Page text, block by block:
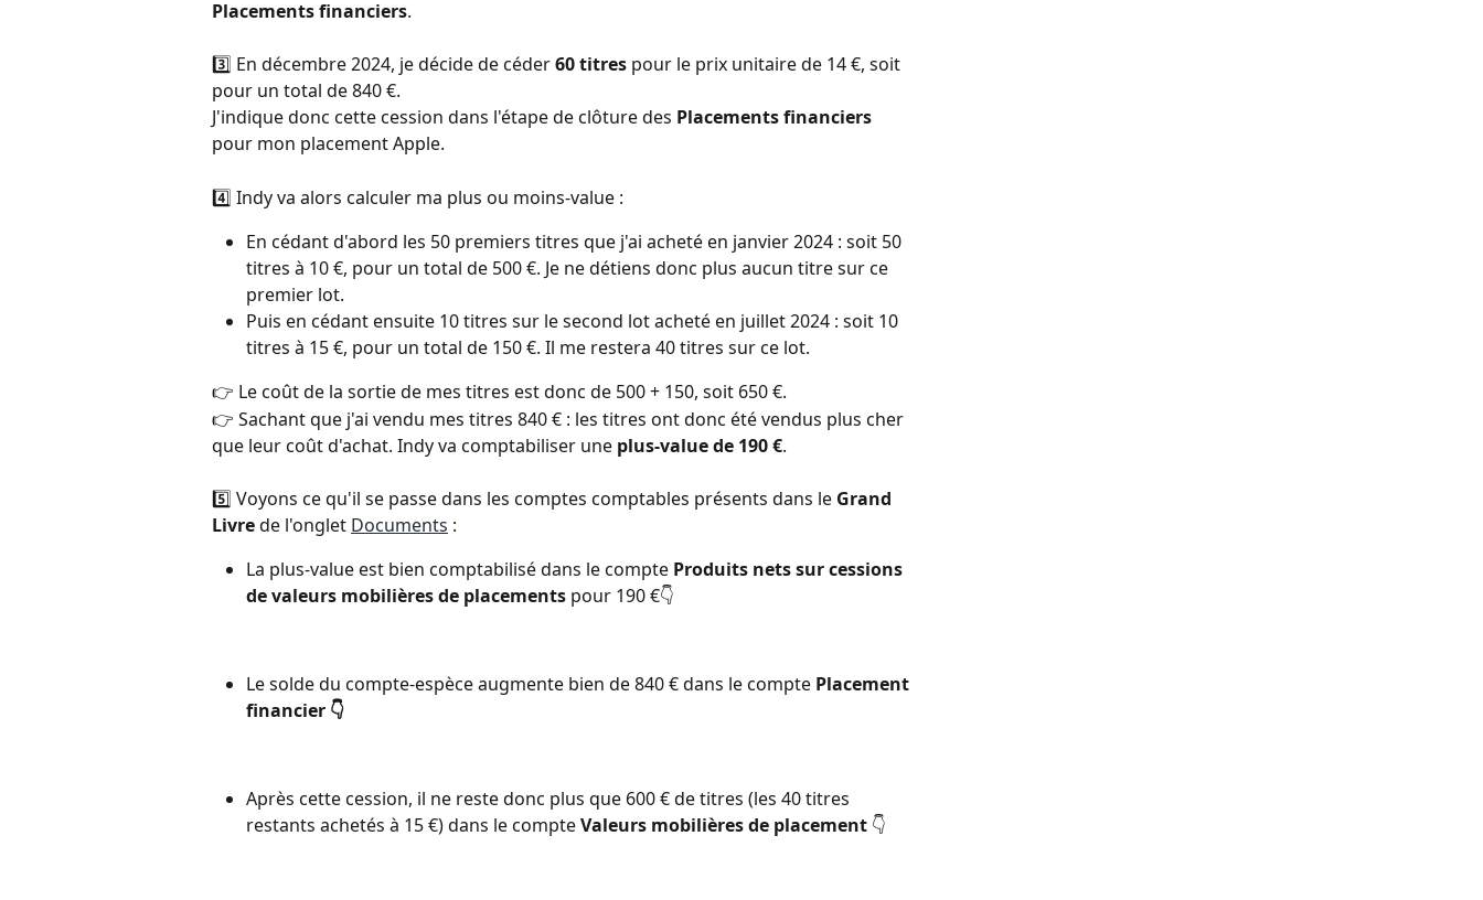
Placements financiers.
3️⃣ En décembre 2024, je décide de céder 60 titres pour le prix unitaire de 14 €, soit
pour un total de 840 €.
J'indique donc cette cession dans l'étape de clôture des Placements financiers
pour mon placement Apple.
4️⃣ Indy va alors calculer ma plus ou moins-value :
En cédant d'abord les 50 premiers titres que j'ai acheté en janvier 2024 : soit 50
titres à 10 €, pour un total de 500 €. Je ne détiens donc plus aucun titre sur ce
premier lot.
Puis en cédant ensuite 10 titres sur le second lot acheté en juillet 2024 : soit 10
titres à 15 €, pour un total de 150 €. Il me restera 40 titres sur ce lot.
👉 Le coût de la sortie de mes titres est donc de 500 + 150, soit 650 €.
👉 Sachant que j'ai vendu mes titres 840 € : les titres ont donc été vendus plus cher
que leur coût d'achat. Indy va comptabiliser une plus-value de 190 €.
5️⃣ Voyons ce qu'il se passe dans les comptes comptables présents dans le Grand
Livre de l'onglet Documents :
La plus-value est bien comptabilisé dans le compte Produits nets sur cessions
de valeurs mobilières de placements pour 190 €👇
Le solde du compte-espèce augmente bien de 840 € dans le compte Placement
financier 👇
Après cette cession, il ne reste donc plus que 600 € de titres (les 40 titres
restants achetés à 15 €) dans le compte Valeurs mobilières de placement 👇